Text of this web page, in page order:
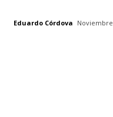
Eduardo Córdova Noviembre